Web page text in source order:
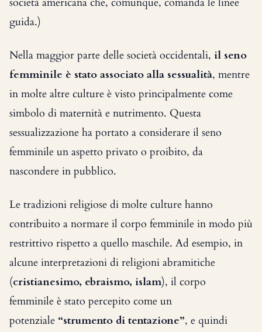
guida.)
Nella maggior parte delle società occidentali, il seno
femminile è stato associato alla sessualità, mentre
in molte altre culture è visto principalmente come
simbolo di maternità e nutrimento. Questa
sessualizzazione ha portato a considerare il seno
femminile un aspetto privato o proibito, da
nascondere in pubblico.
Le tradizioni religiose di molte culture hanno
contribuito a normare il corpo femminile in modo più
restrittivo rispetto a quello maschile. Ad esempio, in
alcune interpretazioni di religioni abramitiche
(cristianesimo, ebraismo, islam), il corpo
femminile è stato percepito come un
potenziale “strumento di tentazione”, e quindi